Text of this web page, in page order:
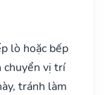
lò hoặc bếp
chuyển vị trí
tránh làm